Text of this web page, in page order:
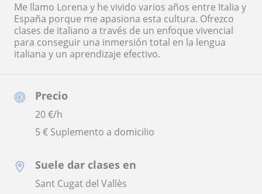
Precio
20€/h
5 € Suplemento a domicilio
Suele dar clases en
Sant Cugat del Vallès
Me llamo Lorena y he vivido varios años entre Italia y
España porque me apasiona esta cultura. Ofrezco
clases de italiano a través de un enfoque vivencial
para conseguir una inmersión total en la lengua
italiana y un aprendizaje efectivo.